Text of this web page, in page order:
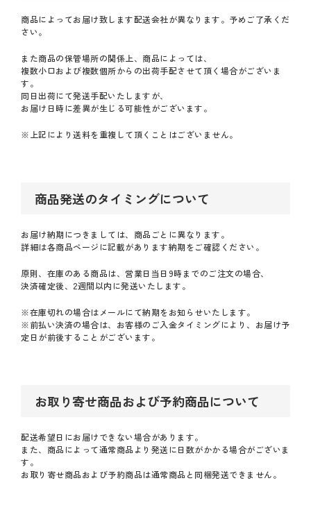
商品によってお届け致します配送会社が異なります。予めご了承くだ
さい。
また商品の保管場所の関係上、商品によっては、
複数小口および複数個所からの出荷手配させて頂く場合がございま
す。
同日出荷にて発送手配いたしますが、
お届け日時に差異が生じる可能性がございます。
※上記により送料を重複して頂くことはございません。
商品発送のタイミングについて
お届け納期につきましては、商品ごとに異なります。
詳細は各商品ページに記載があります納期をご確認ください。
原則、在庫のある商品は、営業日当日9時までのご注文の場合、
決済確定後、2週間以内に発送いたします。
※在庫切れの場合はメールにて納期をお知らせいたします。
※前払い決済の場合は、お客様のご入金タイミングにより、お届け予
定日が前後することがございます。
お取り寄せ商品および予約商品について
配送希望日にお届けできない場合があります。
また、商品によって通常商品より発送に日数がかかる場合がございま
す。
お取り寄せ商品および予約商品は通常商品と同梱発送できません。